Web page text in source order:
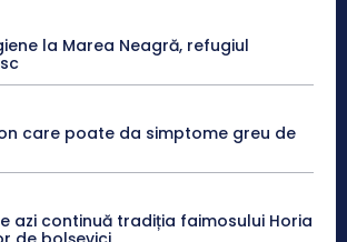
la Marea Neagră, refugiul
care poate da simptome greu de
azi continuă tradiția faimosului Horia